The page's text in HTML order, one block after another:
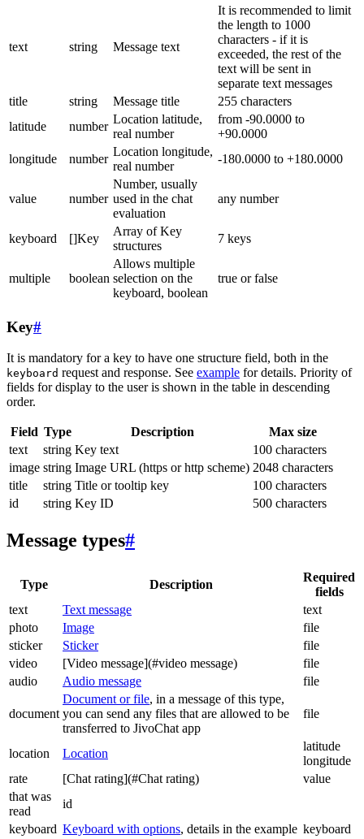
text string Message text
It is recommended to limit
the length to 1000
characters - if it is
exceeded, the rest of the
text will be sent in
separate text messages
title
string Message title
255 characters
latitude
number
Location latitude,
real number
from -90.0000 to
+90.0000
longitude
number
Location longitude,
real number
-180.0000 to +180.0000
value number
Number, usually
used in the chat
evaluation
any number
keyboard []Key
Array of Key
structures
7 keys
multiple boolean
Allows multiple
selection on the
keyboard, boolean
true or false
Key#
It is mandatory for a key to have one structure field, both in the
keyboard request and response. See example for details. Priority of
fields for display to the user is shown in the table in descending
order.
Field Type Description
Max size
text
string Key text
100 characters
image string Image URL (https or http scheme) 2048 characters
title
string Title or tooltip key
100 characters
id
string Key ID 500 characters
Message types#
Type Description
Required
fields
text
Text message
text
photo
Image
file
sticker
Sticker
file
video
[Video message](#video message)
file
audio
Audio message file
document
Document or file, in a message of this type,
you can send any files that are allowed to be
transferred to JivoChat app
file
location Location
latitude
longitude
rate
[Chat rating](#Chat rating)
value
that was
read
id
keyboard Keyboard with options, details in the example keyboard